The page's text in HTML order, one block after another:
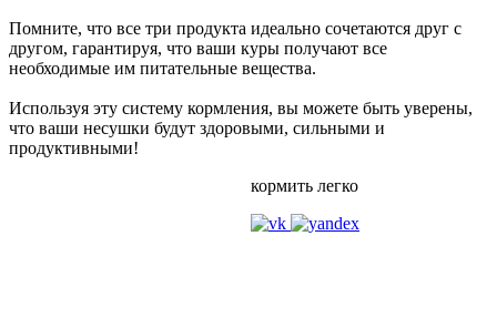
Помните, что все три продукта идеально сочетаются друг с
другом, гарантируя, что ваши куры получают все
необходимые им питательные вещества.
Используя эту систему кормления, вы можете быть уверены,
что ваши несушки будут здоровыми, сильными и
продуктивными!
кормить легко